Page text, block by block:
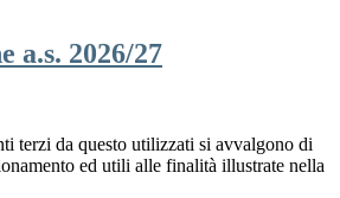
a.s. 2026/27
terzi da questo utilizzati si avvalgono di
ed utili alle finalità illustrate nella